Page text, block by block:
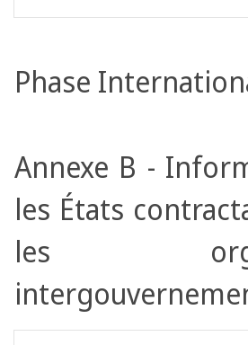
Phase
Annexe B -
les États
les